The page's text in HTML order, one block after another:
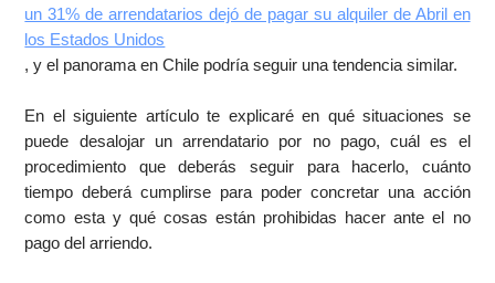
un 31% de arrendatarios dejó de pagar su alquiler de Abril en
los Estados Unidos
, y el panorama en Chile podría seguir una tendencia similar.
En el siguiente artículo te explicaré en qué situaciones se
puede desalojar un arrendatario por no pago, cuál es el
procedimiento que deberás seguir para hacerlo, cuánto
tiempo deberá cumplirse para poder concretar una acción
como esta y qué cosas están prohibidas hacer ante el no
pago del arriendo.